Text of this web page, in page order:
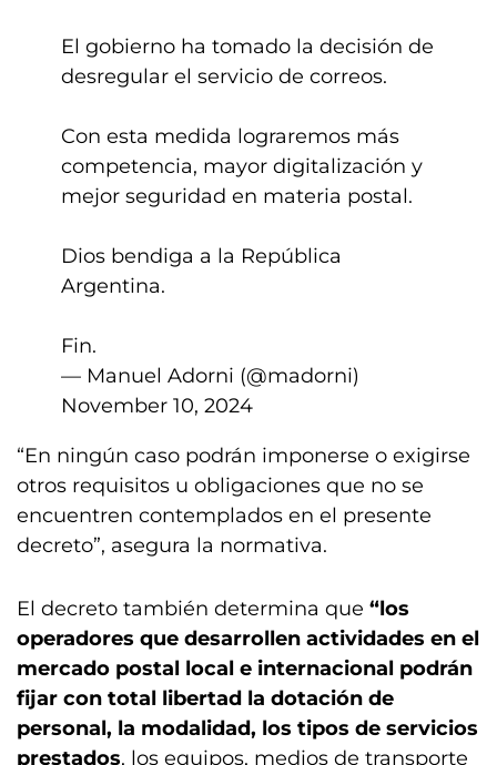
El gobierno ha tomado la decisión de
desregular el servicio de correos.
Con esta medida lograremos más
competencia, mayor digitalización y
mejor seguridad en materia postal.
Dios bendiga a la República
Argentina.
Fin.
— Manuel Adorni (@madorni)
November 10, 2024
“En ningún caso podrán imponerse o exigirse
otros requisitos u obligaciones que no se
encuentren contemplados en el presente
decreto”, asegura la normativa.
El decreto también determina que “los
operadores que desarrollen actividades en el
mercado postal local e internacional podrán
fijar con total libertad la dotación de
personal, la modalidad, los tipos de servicios
prestados, los equipos, medios de transporte